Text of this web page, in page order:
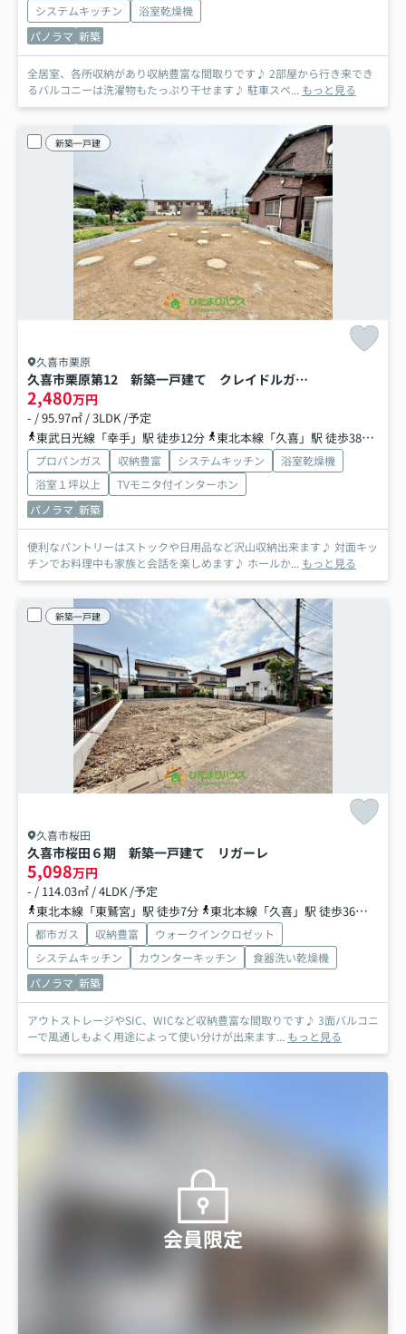
システムキッチン
浴室乾燥機
パノラマ 新築
全居室、各所収納があり収納豊富な間取りです♪ 2部屋から行き来でき
るバルコニーは洗濯物もたっぷり干せます♪ 駐車スペ... もっと見る
新築一戸建
久喜市栗原
久喜市栗原第12 新築一戸建て クレイドルガーデン
2,480万円
- / 95.97㎡ / 3LDK /予定
東武日光線「幸手」駅 徒歩12分
東北本線「久喜」駅 徒歩38分
プロパンガス 収納豊富 システムキッチン
浴室乾燥機
浴室１坪以上
TVモニタ付インターホン
パノラマ 新築
便利なパントリーはストックや日用品など沢山収納出来ます♪ 対面キッ
チンでお料理中も家族と会話を楽しめます♪ ホールか... もっと見る
新築一戸建
久喜市桜田
久喜市桜田６期 新築一戸建て リガーレ
5,098万円
- / 114.03㎡ / 4LDK /予定
東北本線「東鷲宮」駅 徒歩7分
東北本線「久喜」駅 徒歩36分
都市ガス 収納豊富
ウォークインクロゼット
システムキッチン
カウンターキッチン
食器洗い乾燥機
パノラマ 新築
アウトストレージやSIC、WICなど収納豊富な間取りです♪ 3面バルコニ
ーで風通しもよく用途によって使い分けが出来ます... もっと見る
会員限定